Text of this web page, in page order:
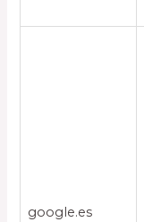
google.es